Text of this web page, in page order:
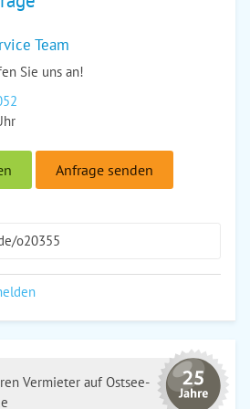
Team
Sie uns an!
Anfrage senden
o20355
Vermieter auf Ostsee-